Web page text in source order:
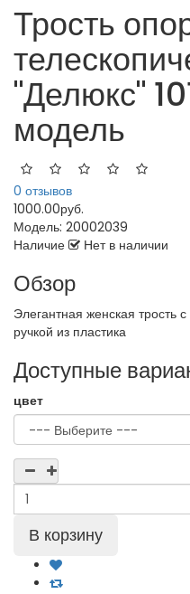
Трость
"Делюкс"
модель
0 отзывов
1000.00руб.
Модель: 20002039
Наличие
Нет в наличии
Обзор
Элегантная женская трость
ручкой из пластика
Доступные
цвет